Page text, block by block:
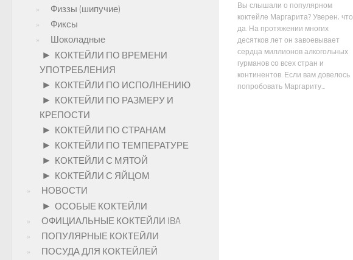
Вы слышали о популярном
коктейле Маргарита? Уверен, что
да. На протяжении многих
десятков лет он завоевывает
сердца миллионов алкогольных
гурманов со всех стран и
континентов. Если вам довелось
попробовать Маргариту...
Физзы (шипучие)
Фиксы
Шоколадные
► КОКТЕЙЛИ ПО ВРЕМЕНИ
УПОТРЕБЛЕНИЯ
► КОКТЕЙЛИ ПО ИСПОЛНЕНИЮ
► КОКТЕЙЛИ ПО РАЗМЕРУ И
КРЕПОСТИ
► КОКТЕЙЛИ ПО СТРАНАМ
► КОКТЕЙЛИ ПО ТЕМПЕРАТУРЕ
► КОКТЕЙЛИ С МЯТОЙ
► КОКТЕЙЛИ С ЯЙЦОМ
НОВОСТИ
► ОСОБЫЕ КОКТЕЙЛИ
ОФИЦИАЛЬНЫЕ КОКТЕЙЛИ IBA
ПОПУЛЯРНЫЕ КОКТЕЙЛИ
ПОСУДА ДЛЯ КОКТЕЙЛЕЙ